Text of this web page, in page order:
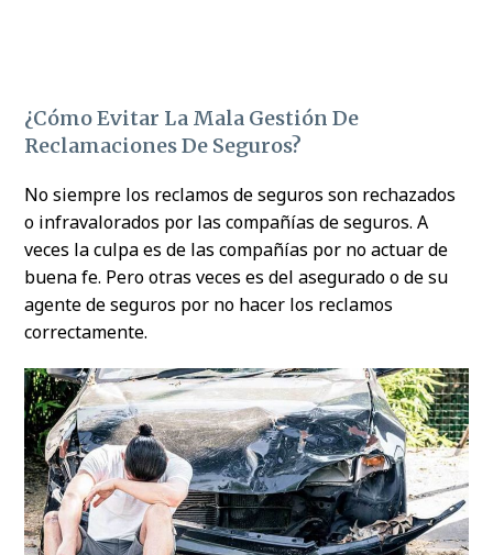
¿Cómo Evitar La Mala Gestión De
Reclamaciones De Seguros?
No siempre los reclamos de seguros son rechazados
o infravalorados por las compañías de seguros. A
veces la culpa es de las compañías por no actuar de
buena fe. Pero otras veces es del asegurado o de su
agente de seguros por no hacer los reclamos
correctamente.